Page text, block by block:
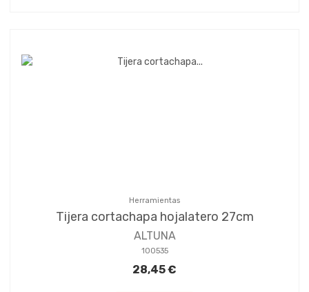
Herramientas
Tijera cortachapa hojalatero 27cm
ALTUNA
100535
28,45 €